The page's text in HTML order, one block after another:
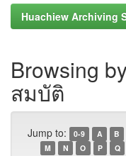
Huachiew Archiving
Browsing
สมบัติ
Jump to: 0-9 A B
M
N O P Q